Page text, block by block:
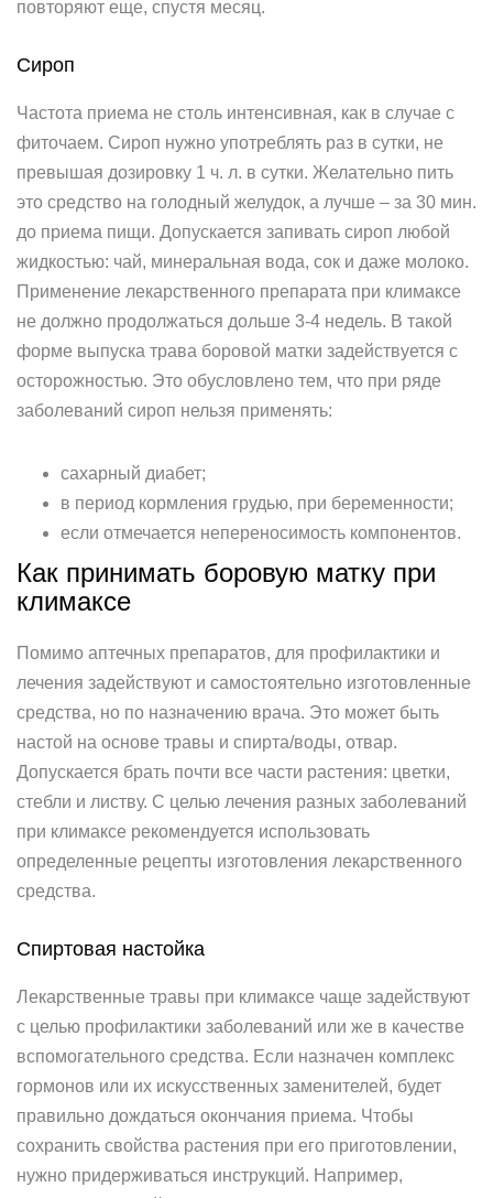
повторяют еще, спустя месяц.
Сироп­
Частота приема не столь интенсивная, как в случае с
фиточаем. Сироп нужно употреблять раз в сутки, не
превышая дозировку 1 ч. л. в сутки. Желательно пить
это средство на голодный желудок, а лучше – за 30 мин.
до приема пищи. Допускается запивать сироп любой
жидкостью: чай, минеральная вода, сок и даже молоко.
Применение лекарственного препарата при климаксе
не должно продолжаться дольше 3-4 недель. В такой
форме выпуска трава боровой матки задействуется с
осторожностью. Это обусловлено тем, что при ряде
заболеваний сироп нельзя применять:
сахарный диабет;
в период кормления грудью, при беременности;
если отмечается непереносимость компонентов.
Как принимать боровую матку при
климаксе
Помимо аптечных препаратов, для профилактики и
лечения задействуют и самостоятельно изготовленные
средства, но по назначению врача. Это может быть
настой на основе травы и спирта/воды, отвар.
Допускается брать почти все части растения: цветки,
стебли и листву. С целью лечения разных заболеваний
при климаксе рекомендуется использовать
определенные рецепты изготовления лекарственного
средства.
Спиртовая настойка
Лекарственные травы при климаксе чаще задействуют
с целью профилактики заболеваний или же в качестве
вспомогательного средства. Если назначен комплекс
гормонов или их искусственных заменителей, будет
правильно дождаться окончания приема. Чтобы
сохранить свойства растения при его приготовлении,
нужно придерживаться инструкций. Например,